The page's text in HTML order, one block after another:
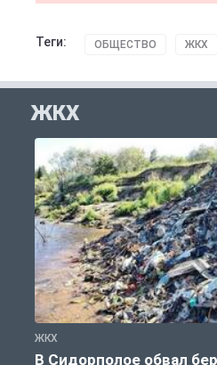
Теги: ОБЩЕСТВО ЖКХ
ЖКХ
ЖКХ
В Сидорполое обвал